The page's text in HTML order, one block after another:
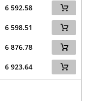
6 592.58
6 598.51
6 876.78
6 923.64